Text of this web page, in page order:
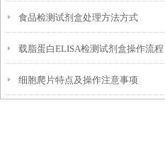
高方法
食品检测试剂盒处理方法方式
载脂蛋白ELISA检测试剂盒操作流程
细胞爬片特点及操作注意事项